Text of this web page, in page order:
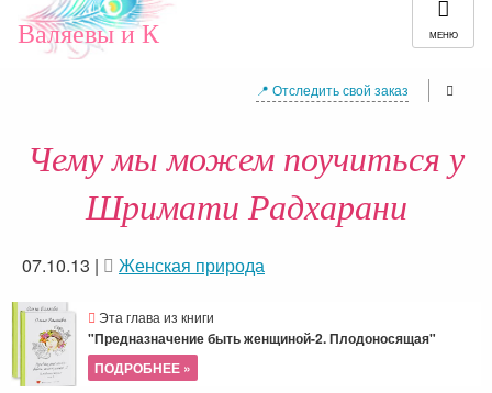
Валяевы и К МЕНЮ
📍 Отследить свой заказ
Чему мы можем поучиться у
Шримати Радхарани
07.10.13 | Женская природа
Эта глава из книги
"Предназначение быть женщиной-2. Плодоносящая"
ПОДРОБНЕЕ »